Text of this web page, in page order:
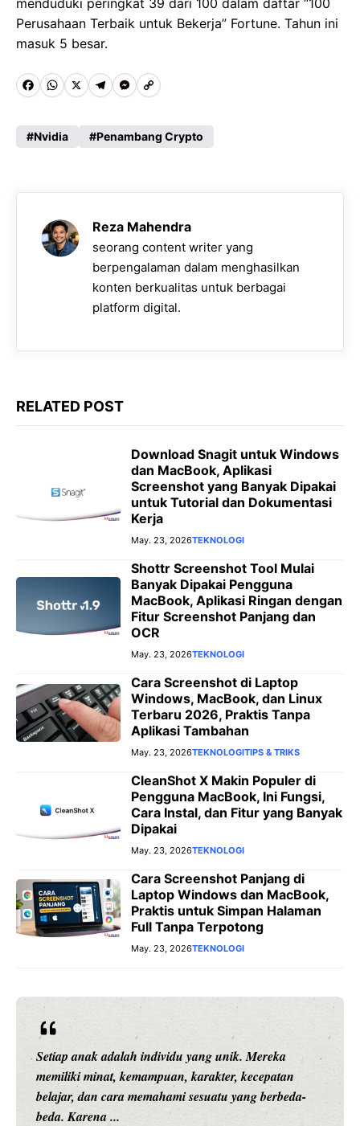
menduduki peringkat 39 dari 100 dalam daftar “100
Perusahaan Terbaik untuk Bekerja” Fortune. Tahun ini
masuk 5 besar.
F
c
b
W
a
s
A
p
X T
l
g
r
a
m
M
s
e
n
g
e
r
C
p
L
i
n
k
Nvidia Penambang Crypto
Reza Mahendra
seorang content writer yang
berpengalaman dalam menghasilkan
konten berkualitas untuk berbagai
platform digital.
RELATED POST
Download Snagit untuk Windows
dan MacBook, Aplikasi
Screenshot yang Banyak Dipakai
untuk Tutorial dan Dokumentasi
Kerja
May. 23, 2026TEKNOLOGI
Shottr Screenshot Tool Mulai
Banyak Dipakai Pengguna
MacBook, Aplikasi Ringan dengan
Fitur Screenshot Panjang dan
OCR
May. 23, 2026TEKNOLOGI
Cara Screenshot di Laptop
Windows, MacBook, dan Linux
Terbaru 2026, Praktis Tanpa
Aplikasi Tambahan
May. 23, 2026TEKNOLOGITIPS & TRIKS
CleanShot X Makin Populer di
Pengguna MacBook, Ini Fungsi,
Cara Instal, dan Fitur yang Banyak
Dipakai
May. 23, 2026TEKNOLOGI
Cara Screenshot Panjang di
Laptop Windows dan MacBook,
Praktis untuk Simpan Halaman
Full Tanpa Terpotong
May. 23, 2026TEKNOLOGI
Setiap anak adalah individu yang unik. Mereka
memiliki minat, kemampuan, karakter, kecepatan
belajar, dan cara memahami sesuatu yang berbeda-
beda. Karena ...